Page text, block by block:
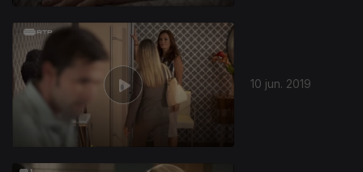
10 jun. 2019